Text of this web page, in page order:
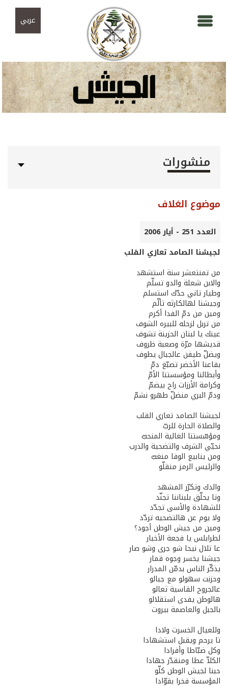
عربي
منشورات
موضوع الغلاف
العدد 251 - أيار 2006
لجيشنا الصامد تعازي القلب
من تمنتعشر سنة استشهد
والابن شعلة والدو تسلّم
وطيار تاني حدّك استسلم
وجيشنا لهالكارثه تألّم
ومين من دمّ الفدا أكرم
من تربل لزحله للبيره الشوف
عينك يا لبنان الحزينة تشوف
قديشها مرّة وصعبة ظروف
ويضلّ طيفن عالجبال يطوف
بقاعنا الأخضر تصبّغ دمّ
وأبطالنا ومؤسستنا الأمّ
وكرامة الأرزات راح بيضمّ
ودمّ البري منضلّ طهرو نشمّ
لجيشنا الصامد تعازي القلب
والصلاة الحارة للربّ
ومؤسّستنا الغالية المنحبّ
نحيّي الشرف والتضحية والدرب
ومن ينابيع الوفا منغبّ
والرئيس الرمز منقلّو
والدك وتكرّر المشهد
وتا يحلّق بلبناننا تجنّد
للشهادة والأسى تجدّد
ولا يوم عن هالتضحيه تردّد
ومين من جيش الوطن أجود؟
لطرابلس يا فجعة الأخبار
عا تلال نيحا شو جرى وشو صار
جيشنا يخسر وجوه قمار
يذكّر الناس بدمّن المدرار
وحزنت سهولو مع جبالو
عالجروح القاسية تعالو
هالوطن يفدى استقلالو
بالجبل والعاصمة بيروت
وللعيال الخسرت ولادا
تا يرحم ويقبل استشهادا
وكل ضبّاطا وأفرادا
الكلاّ عطا ومنقدّر جهادا
حبنا لجيش الوطن كلّو
المؤسسة فخرا بقوّادا